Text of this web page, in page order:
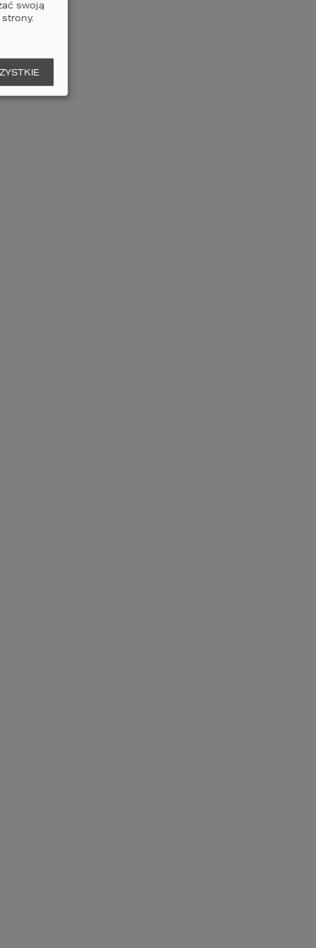
materiały. Całośc prezentuje się
wnętrz. Chodzi tutaj przede
Nie bez znaczenia jest również
wygodna sofa!
to czas błogiego relaksu.
się np. gdzie będą urządzenia
to żeby było kilka punków
swoją